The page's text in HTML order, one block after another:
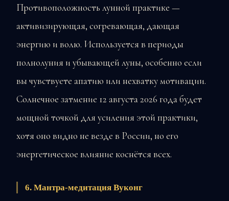
Противоположность лунной практике —
активизирующая, согревающая, дающая
энергию и волю. Используется в периоды
полнолуния и убывающей луны, особенно если
вы чувствуете апатию или нехватку мотивации.
Солнечное затмение 12 августа 2026 года будет
мощной точкой для усиления этой практики,
хотя оно видно не везде в России, но его
энергетическое влияние коснётся всех.
6. Мантра-медитация Вуконг